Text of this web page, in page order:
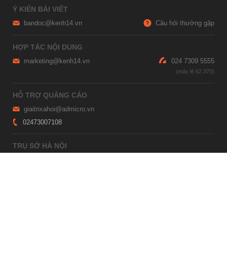
Ý KIẾN BÀI VIẾT
bandoc@kenh14.vn Câu hỏi thường gặp
HỢP TÁC NỘI DUNG
marketing@kenh14.vn 024 7309 5555
HỖ TRỢ QUẢNG CÁO
giaitrixahoi@admicro.vn
02473007108
TRỤ SỞ HÀ NỘI